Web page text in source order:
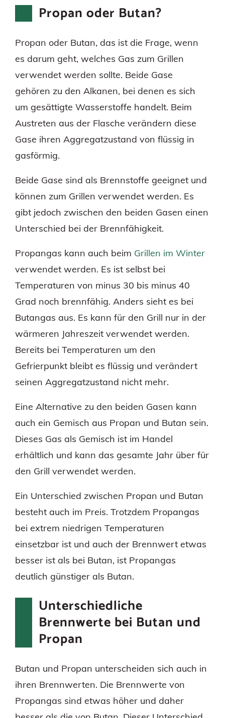
Propan oder Butan?
Propan oder Butan, das ist die Frage, wenn
es darum geht, welches Gas zum Grillen
verwendet werden sollte. Beide Gase
gehören zu den Alkanen, bei denen es sich
um gesättigte Wasserstoffe handelt. Beim
Austreten aus der Flasche verändern diese
Gase ihren Aggregatzustand von flüssig in
gasförmig.
Beide Gase sind als Brennstoffe geeignet und
können zum Grillen verwendet werden. Es
gibt jedoch zwischen den beiden Gasen einen
Unterschied bei der Brennfähigkeit.
Propangas kann auch beim Grillen im Winter
verwendet werden. Es ist selbst bei
Temperaturen von minus 30 bis minus 40
Grad noch brennfähig. Anders sieht es bei
Butangas aus. Es kann für den Grill nur in der
wärmeren Jahreszeit verwendet werden.
Bereits bei Temperaturen um den
Gefrierpunkt bleibt es flüssig und verändert
seinen Aggregatzustand nicht mehr.
Eine Alternative zu den beiden Gasen kann
auch ein Gemisch aus Propan und Butan sein.
Dieses Gas als Gemisch ist im Handel
erhältlich und kann das gesamte Jahr über für
den Grill verwendet werden.
Ein Unterschied zwischen Propan und Butan
besteht auch im Preis. Trotzdem Propangas
bei extrem niedrigen Temperaturen
einsetzbar ist und auch der Brennwert etwas
besser ist als bei Butan, ist Propangas
deutlich günstiger als Butan.
Unterschiedliche
Brennwerte bei Butan und
Propan
Butan und Propan unterscheiden sich auch in
ihren Brennwerten. Die Brennwerte von
Propangas sind etwas höher und daher